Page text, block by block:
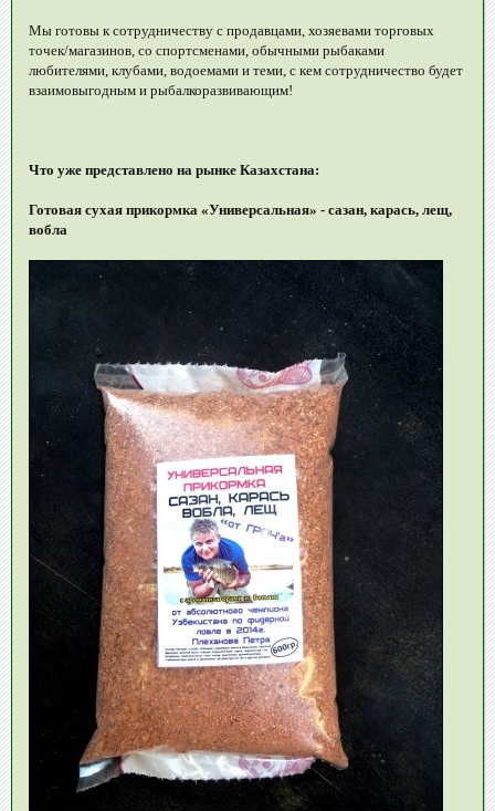
Мы готовы к сотрудничеству с продавцами, хозяевами торговых
точек/магазинов, со спортсменами, обычными рыбаками
любителями, клубами, водоемами и теми, с кем сотрудничество будет
взаимовыгодным и рыбалкоразвивающим!
Что уже представлено на рынке Казахстана:
Готовая сухая прикормка «Универсальная» - сазан, карась, лещ,
вобла